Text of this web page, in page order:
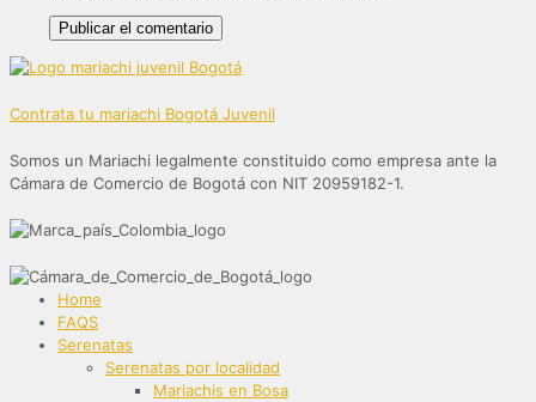
Contrata tu mariachi Bogotá Juvenil
Somos un Mariachi legalmente constituido como empresa ante la
Cámara de Comercio de Bogotá con NIT 20959182-1.
Home
FAQS
Serenatas
Serenatas por localidad
Mariachis en Bosa